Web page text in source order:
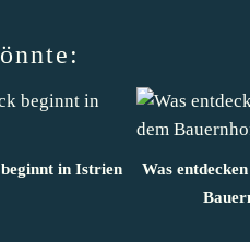
in Istrien
Was